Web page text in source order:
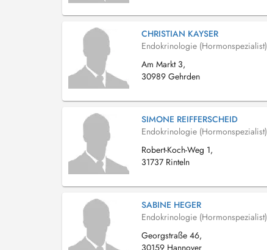
CHRISTIAN KAYSER
Endokrinologie (Hormonspezialist)
Am Markt 3,
30989 Gehrden
SIMONE REIFFERSCHEID
Endokrinologie (Hormonspezialist)
Robert-Koch-Weg 1,
31737 Rinteln
SABINE HEGER
Endokrinologie (Hormonspezialist)
Georgstraße 46,
30159 Hannover